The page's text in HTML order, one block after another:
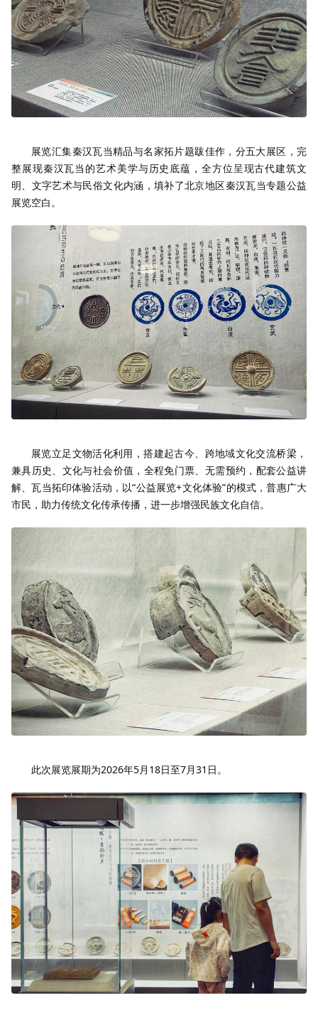
展览汇集秦汉瓦当精品与名家拓片题跋佳作，分五大展区，完
整展现秦汉瓦当的艺术美学与历史底蕴，全方位呈现古代建筑文
明、文字艺术与民俗文化内涵，填补了北京地区秦汉瓦当专题公益
展览空白。
展览立足文物活化利用，搭建起古今、跨地域文化交流桥梁，
兼具历史、文化与社会价值，全程免门票、无需预约，配套公益讲
解、瓦当拓印体验活动，以“公益展览+文化体验”的模式，普惠广大
市民，助力传统文化传承传播，进一步增强民族文化自信。
此次展览展期为2026年5月18日至7月31日。